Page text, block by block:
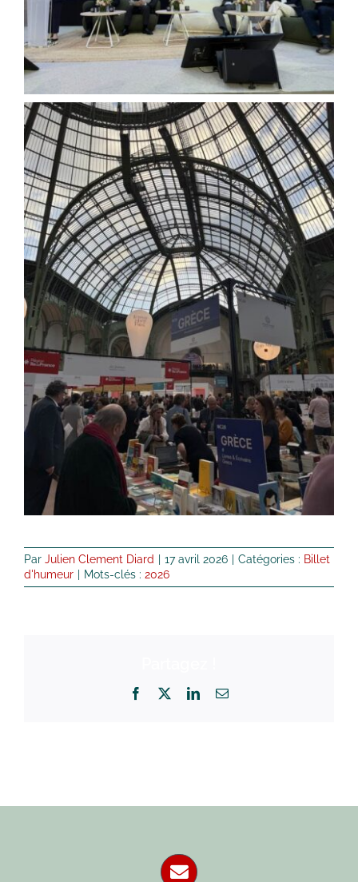
Par Julien Clement Diard 17 avril 2026 Catégories : Billet
d'humeur
Mots-clés : 2026
Facebook LinkedInEmail